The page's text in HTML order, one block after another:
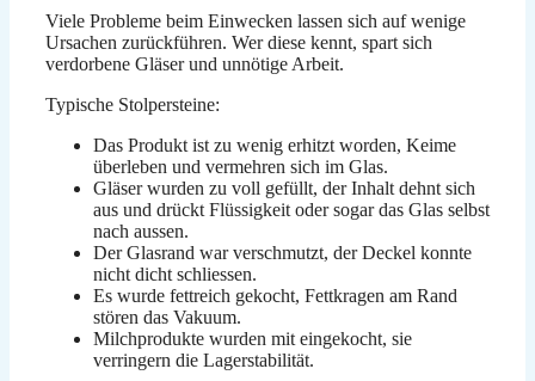
Viele Probleme beim Einwecken lassen sich auf wenige
Ursachen zurückführen. Wer diese kennt, spart sich
verdorbene Gläser und unnötige Arbeit.
Typische Stolpersteine:
Das Produkt ist zu wenig erhitzt worden, Keime
überleben und vermehren sich im Glas.
Gläser wurden zu voll gefüllt, der Inhalt dehnt sich
aus und drückt Flüssigkeit oder sogar das Glas selbst
nach aussen.
Der Glasrand war verschmutzt, der Deckel konnte
nicht dicht schliessen.
Es wurde fettreich gekocht, Fettkragen am Rand
stören das Vakuum.
Milchprodukte wurden mit eingekocht, sie
verringern die Lagerstabilität.